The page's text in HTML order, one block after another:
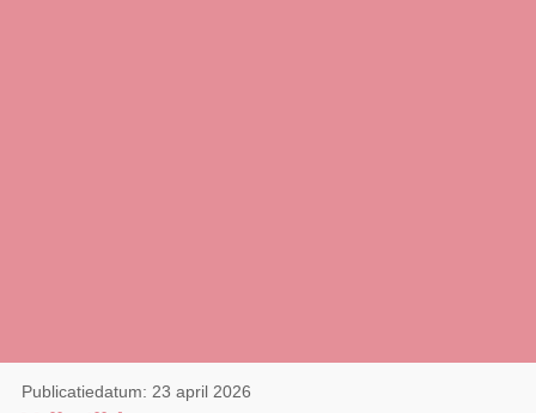
Publicatiedatum: 23 april 2026